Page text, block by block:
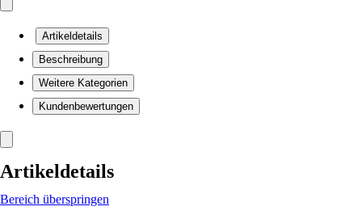
Artikeldetails
Beschreibung
Weitere Kategorien
Kundenbewertungen
Artikeldetails
Bereich überspringen